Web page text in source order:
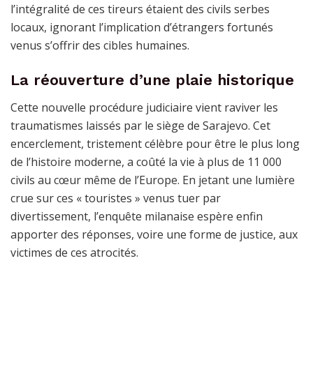
l’intégralité de ces tireurs étaient des civils serbes
locaux, ignorant l’implication d’étrangers fortunés
venus s’offrir des cibles humaines.
La réouverture d’une plaie historique
Cette nouvelle procédure judiciaire vient raviver les
traumatismes laissés par le siège de Sarajevo. Cet
encerclement, tristement célèbre pour être le plus long
de l’histoire moderne, a coûté la vie à plus de 11 000
civils au cœur même de l’Europe. En jetant une lumière
crue sur ces « touristes » venus tuer par
divertissement, l’enquête milanaise espère enfin
apporter des réponses, voire une forme de justice, aux
victimes de ces atrocités.